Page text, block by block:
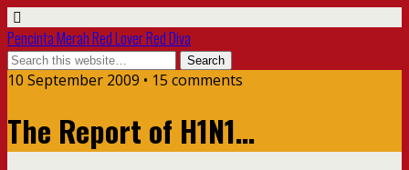
Pencinta Merah Red Lover Red Diva
10 September 2009 • 15 comments
The Report of H1N1…